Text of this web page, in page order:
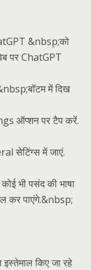
&nbsp;को
पर ChatGPT
में दिख
ऑप्शन पर टैप करें.
सेटिंग्स में जाएं.
भी पसंद की भाषा
कर पाएंगे.&nbsp;
किए जा रहे